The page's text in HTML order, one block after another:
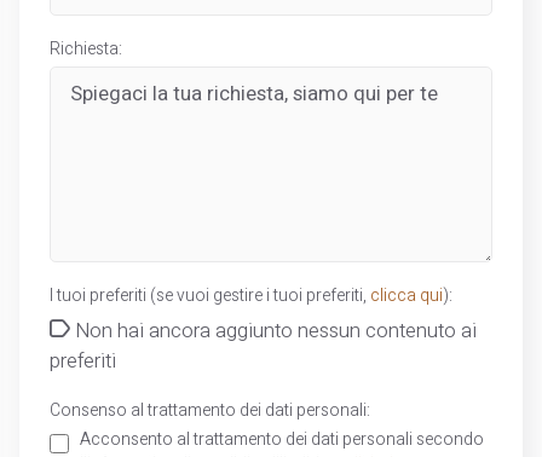
Richiesta:
I tuoi preferiti (se vuoi gestire i tuoi preferiti, clicca qui):
Non hai ancora aggiunto nessun contenuto ai
preferiti
Consenso al trattamento dei dati personali:
Acconsento al trattamento dei dati personali secondo